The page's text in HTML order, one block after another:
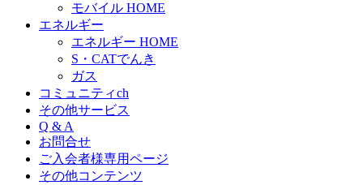
モバイル HOME
エネルギー
エネルギー HOME
S・CATでんき
ガス
コミュニティch
その他サービス
Q & A
お問合せ
ご入会者様専用ページ
その他コンテンツ